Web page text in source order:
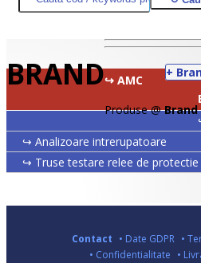
BRAND +
Produse @Brand
↪ AMC
↪ Analizoare intrerupatoare
↪ Truse testare relee de protectie
Contact • Date GDPR •
• Confidentialitate •